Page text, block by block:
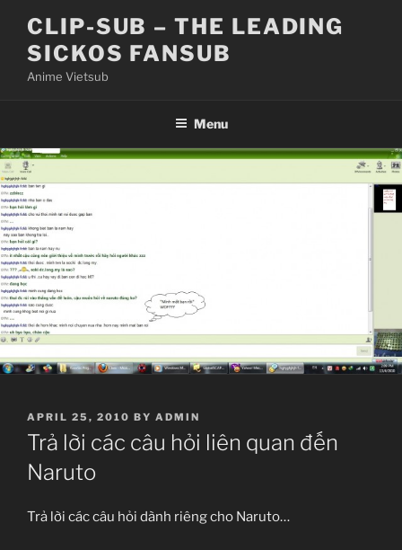
content
CLIP-SUB – THE LEADING
SICKOS FANSUB
Anime Vietsub
Menu
POSTED
ON
APRIL 25, 2010 BY ADMIN
Trả lời các câu hỏi liên quan đến
Naruto
Trả lời các câu hỏi dành riêng cho Naruto…